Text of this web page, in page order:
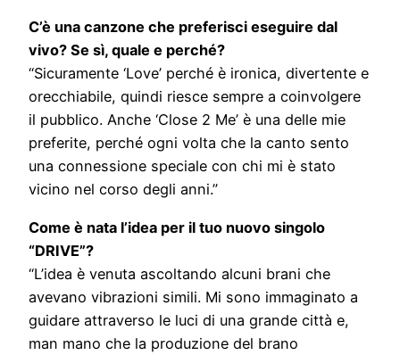
C’è una canzone che preferisci eseguire dal
vivo? Se sì, quale e perché?
“Sicuramente ‘Love’ perché è ironica, divertente e
orecchiabile, quindi riesce sempre a coinvolgere
il pubblico. Anche ‘Close 2 Me’ è una delle mie
preferite, perché ogni volta che la canto sento
una connessione speciale con chi mi è stato
vicino nel corso degli anni.”
Come è nata l’idea per il tuo nuovo singolo
“DRIVE”?
“L’idea è venuta ascoltando alcuni brani che
avevano vibrazioni simili. Mi sono immaginato a
guidare attraverso le luci di una grande città e,
man mano che la produzione del brano